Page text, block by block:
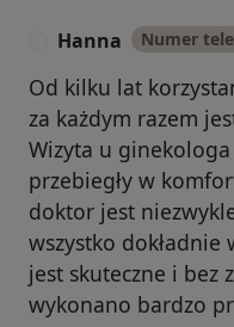
Hanna Numer
Od kilku lat
za każdym razem
Wizyta u
przebiegły w
doktor jest
wszystko dokładnie
jest skuteczne i bez
wykonano bardzo